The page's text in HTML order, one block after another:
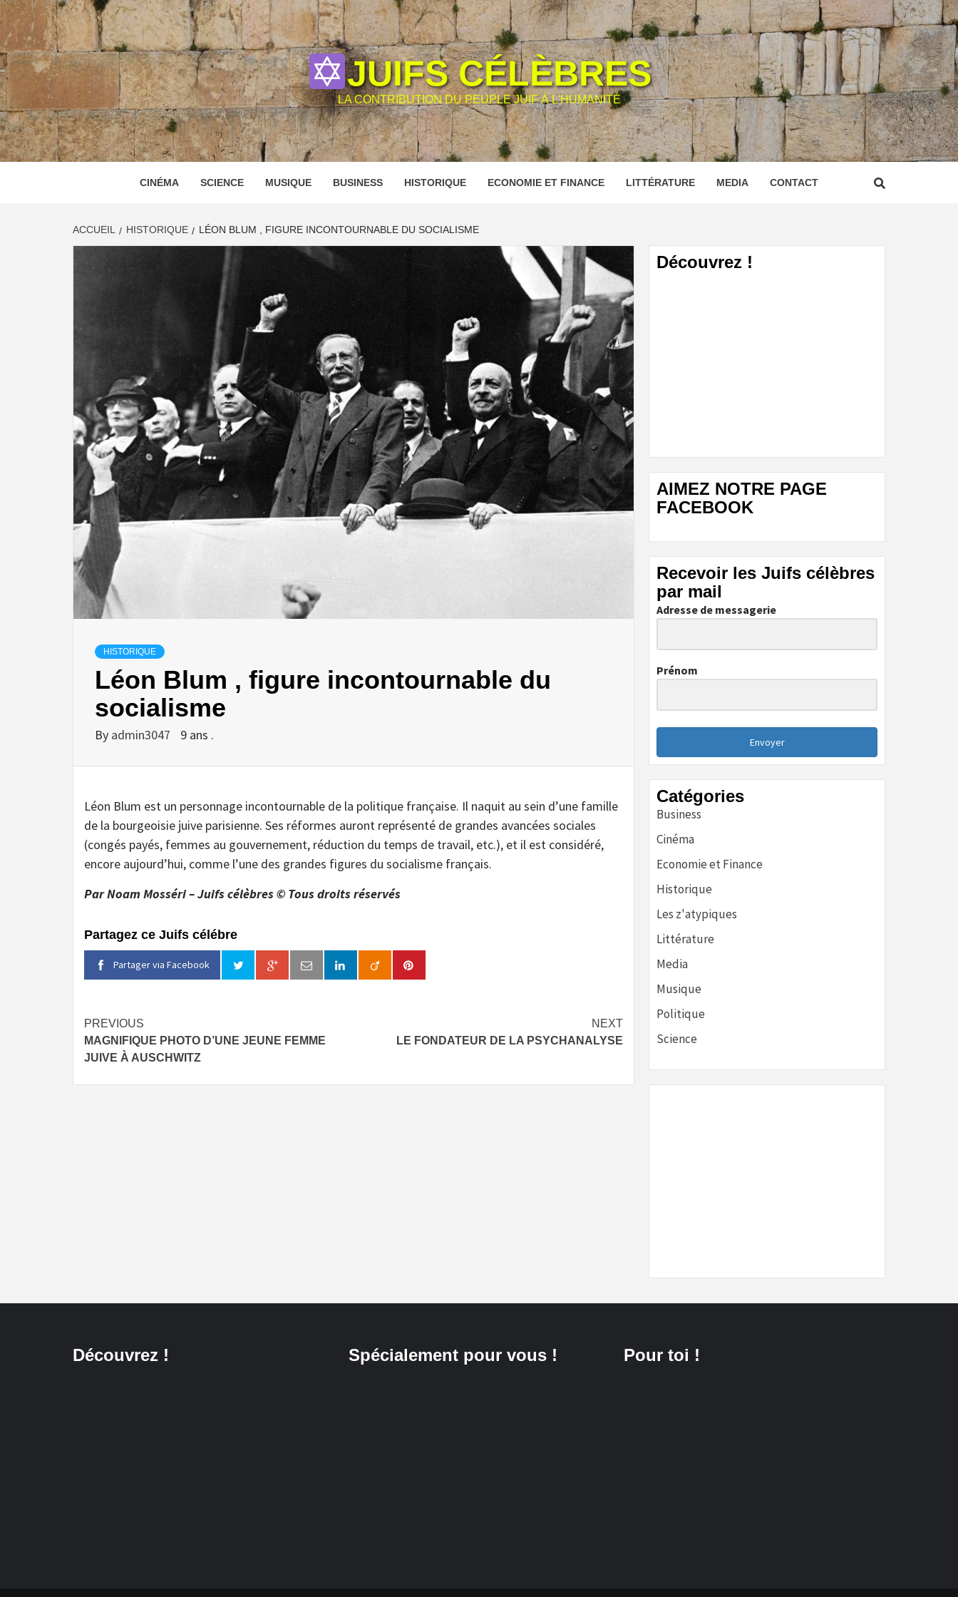
Skip
to
content
JUIFS CÉLÈBRES
LA CONTRIBUTION DU PEUPLE JUIF À L'HUMANITÉ
CINÉMA SCIENCE MUSIQUE BUSINESS HISTORIQUE ECONOMIE ET FINANCE LITTÉRATURE MEDIA CONTACT
ACCUEIL HISTORIQUE LÉON BLUM , FIGURE INCONTOURNABLE DU SOCIALISME
HISTORIQUE
Léon Blum , figure incontournable du
socialisme
By admin3047 9 ans .
Léon Blum est un personnage incontournable de la politique française. Il naquit au sein d’une famille
de la bourgeoisie juive parisienne. Ses réformes auront représenté de grandes avancées sociales
(congés payés, femmes au gouvernement, réduction du temps de travail, etc.), et il est considéré,
encore aujourd’hui, comme l’une des grandes figures du socialisme français.
Par Noam Mosséri – Juifs célèbres © Tous droits réservés
Partagez ce Juifs célébre
Partager via Facebook
Continue
Reading
PREVIOUS
MAGNIFIQUE PHOTO D’UNE JEUNE FEMME
JUIVE À AUSCHWITZ
NEXT
LE FONDATEUR DE LA PSYCHANALYSE
Découvrez !
AIMEZ NOTRE PAGE
FACEBOOK
Recevoir les Juifs célèbres
par mail
Adresse de messagerie
Prénom
Envoyer
Catégories
Business
Cinéma
Economie et Finance
Historique
Les z'atypiques
Littérature
Media
Musique
Politique
Science
Découvrez ! Spécialement pour vous ! Pour toi !